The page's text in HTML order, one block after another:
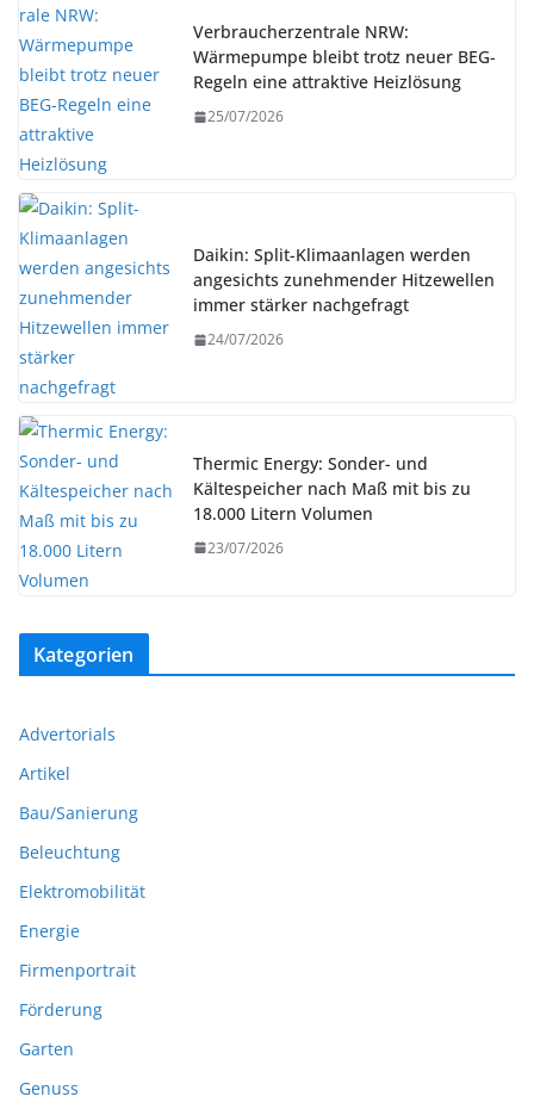
Verbraucherzentrale NRW:
Wärmepumpe bleibt trotz neuer BEG-
Regeln eine attraktive Heizlösung
25/07/2026
Daikin: Split-Klimaanlagen werden
angesichts zunehmender Hitzewellen
immer stärker nachgefragt
24/07/2026
Thermic Energy: Sonder- und
Kältespeicher nach Maß mit bis zu
18.000 Litern Volumen
23/07/2026
Kategorien
Advertorials
Artikel
Bau/Sanierung
Beleuchtung
Elektromobilität
Energie
Firmenportrait
Förderung
Garten
Genuss